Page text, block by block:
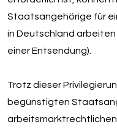
Staatsangehörige für
in Deutschland arbeiten
einer Entsendung).
​Trotz dieser
begünstigten